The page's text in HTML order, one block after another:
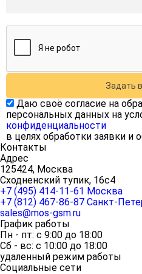
Задать
Даю своё согласие на
персональных данных на
конфиденциальности
в целях обработки заявки и
Контакты
Адрес
125424, Москва
Сходненский тупик, 16с4
+7 (495) 414-11-61 Москва
+7 (812) 467-86-87 Санкт-
sales@mos-gsm.ru
График работы
Пн - пт: с 9:00 до 18:00
Сб - вс: с 10:00 до 18:00
удаленный режим работы
Социальные сети